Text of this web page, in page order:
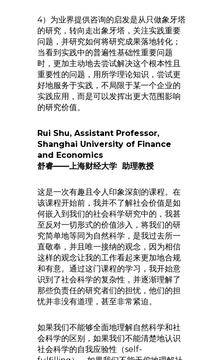
4）为业界提供咨询的启发是从只做象牙塔
的研究，转向走出象牙塔，关注实践重要
问题，并研究如何将研究成果落地转化；
当看到实践中的普遍性基础性重要问题
时，更加主动地去尝试解决这个根本性且
重要性的问题，用所学理论知识，尝试更
好地服务于实践，不局限于某一个企业的
实践应用，而是可以发挥出更大范围影响
的研究价值。
Rui Shu, Assistant Professor,
Shanghai University of Finance
and Economics
舒睿——上海财经大学 助理教授
这是一次有趣且令人印象深刻的课程。在
该课程开始前，我并不了解社会价值是如
何嵌入到我们的社会科学研究中的，我甚
至反对一切形式的价值涉入，将我们的研
究简单地等同为自然科学，是我过去所一
直敬奉，并且唯一接纳的观念，因为相信
这样的观念让我的工作看起来更加地合规
和有意。通过这门课程的学习，我开始意
识到了社会科学的复杂性，并逐渐理解了
那些负责任的研究者们的担忧，他们的担
忧并非没有道理，甚至非常紧迫。
如果我们不能够全面地理解自然科学和社
会科学的区别，如果我们不能清楚地认识
社会科学的自我应验性（self-